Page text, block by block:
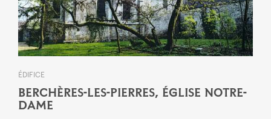
ÉDIFICE
BERCHÈRES-LES-PIERRES, ÉGLISE NOTRE-
DAME